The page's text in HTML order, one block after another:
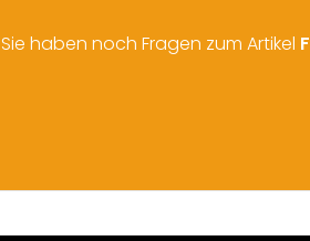
Sie haben noch Fragen zum Artikel